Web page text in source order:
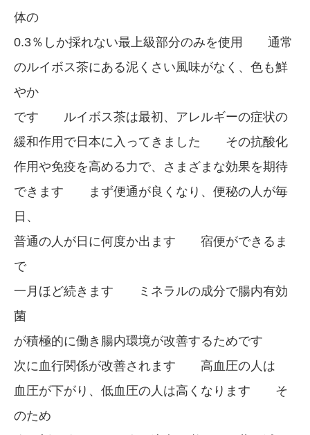
体の
0.3％しか採れない最上級部分のみを使用 通常
のルイボス茶にある泥くさい風味がなく、色も鮮
やか
です ルイボス茶は最初、アレルギーの症状の
緩和作用で日本に入ってきました その抗酸化
作用や免疫を高める力で、さまざまな効果を期待
できます まず便通が良くなり、便秘の人が毎
日、
普通の人が日に何度か出ます 宿便ができるま
で
一月ほど続きます ミネラルの成分で腸内有効
菌
が積極的に働き腸内環境が改善するためです
次に血行関係が改善されます 高血圧の人は
血圧が下がり、低血圧の人は高くなります そ
のため